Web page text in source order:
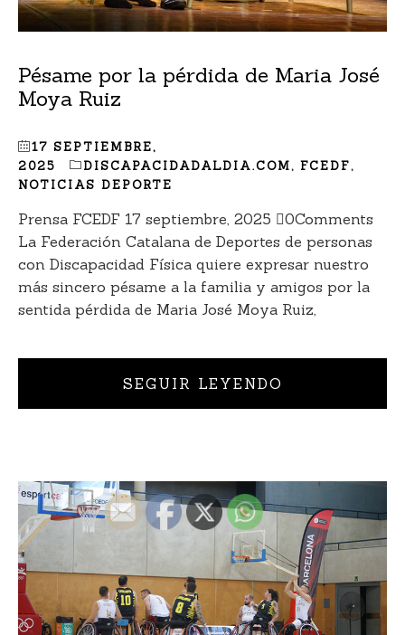
Pésame por la pérdida de Maria José
Moya Ruiz
17 SEPTIEMBRE,
2025
DISCAPACIDADALDIA.COM, FCEDF,
NOTICIAS DEPORTE
Prensa FCEDF 17 septiembre, 2025 0Comments
La Federación Catalana de Deportes de personas
con Discapacidad Física quiere expresar nuestro
más sincero pésame a la familia y amigos por la
sentida pérdida de Maria José Moya Ruiz,
SEGUIR LEYENDO